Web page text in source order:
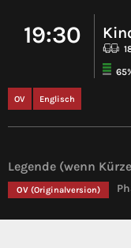
19:30
OV Englisch
Legende (wenn
OV (Originalversion)